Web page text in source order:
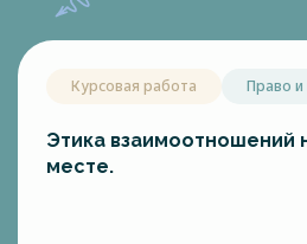
Курсовая работа Право
Этика взаимоотношений
месте.